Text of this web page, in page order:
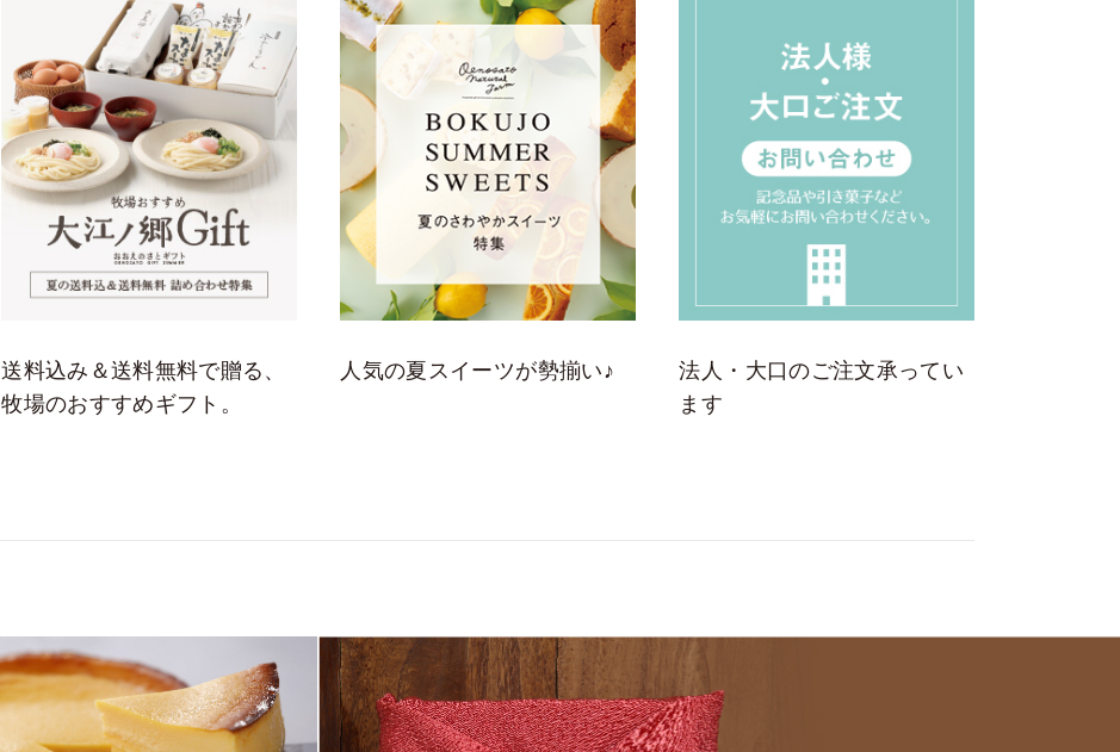
送料込み＆送料無料で贈る、
牧場のおすすめギフト。
人気の夏スイーツが勢揃い♪
法人・大口のご注文承ってい
ます